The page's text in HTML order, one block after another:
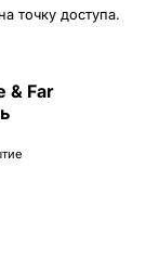
точку доступа.
& Far